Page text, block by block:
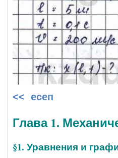
<< есеп
Глава 1.
§1. Уравнения и